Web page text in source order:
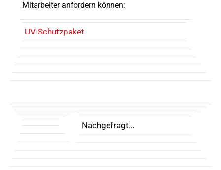
Mitarbeiter anfordern können:
UV-Schutzpaket
Nachgefragt…